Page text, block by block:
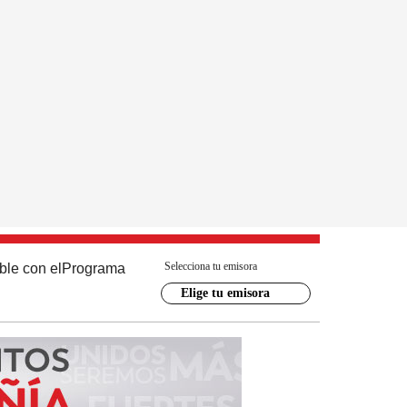
con el Programa Selecciona tu emisora
Elige tu emisora